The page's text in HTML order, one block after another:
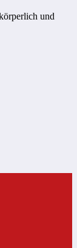
und